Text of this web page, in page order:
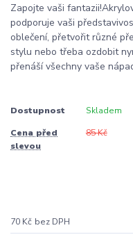
Zapojte vaši
podporuje vaši
oblečení, přetvořit různé
stylu nebo třeba ozdobit
přenáší všechny vaše
Dostupnost Skladem
Cena před
slevou
85 Kč
70 Kč bez DPH